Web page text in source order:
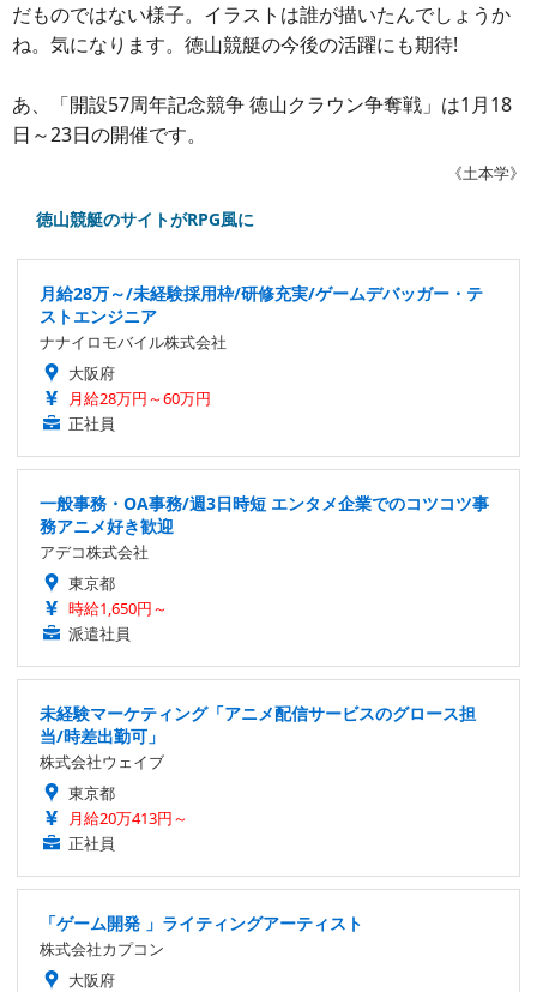
だものではない様子。イラストは誰が描いたんでしょうか
ね。気になります。徳山競艇の今後の活躍にも期待!
あ、「開設57周年記念競争 徳山クラウン争奪戦」は1月18
日～23日の開催です。
《土本学》
徳山競艇のサイトがRPG風に
月給28万～/未経験採用枠/研修充実/ゲームデバッガー・テ
ストエンジニア
ナナイロモバイル株式会社
大阪府
月給28万円～60万円
正社員
一般事務・OA事務/週3日時短 エンタメ企業でのコツコツ事
務アニメ好き歓迎
アデコ株式会社
東京都
時給1,650円～
派遣社員
未経験マーケティング「アニメ配信サービスのグロース担
当/時差出勤可」
株式会社ウェイブ
東京都
月給20万413円～
正社員
「ゲーム開発 」ライティングアーティスト
株式会社カプコン
大阪府